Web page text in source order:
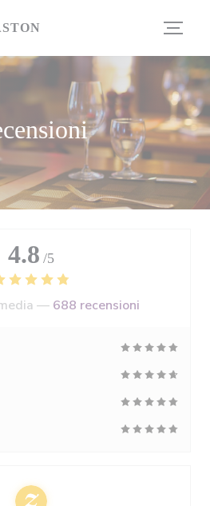
4.8 /5
— 688 recensioni